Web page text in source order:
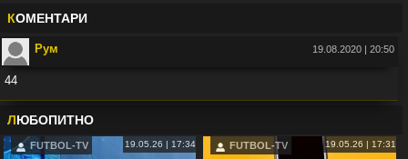
КОМЕНТАРИ
Рум 19.08.2020 | 20:50
44
Във: Рио Фърдинанд: Джуд Белингам ще спечели Златната топка
ЛЮБОПИТНО
FUTBOL-TV 19.05.26 | 17:34 FUTBOL-TV 19.05.26 | 17:31